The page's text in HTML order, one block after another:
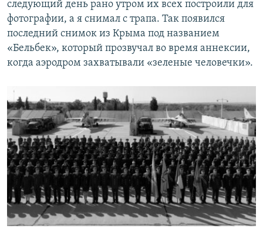
следующий день рано утром их всех построили для
фотографии, а я снимал с трапа. Так появился
последний снимок из Крыма под названием
«Бельбек», который прозвучал во время аннексии,
когда аэродром захватывали «зеленые человечки».